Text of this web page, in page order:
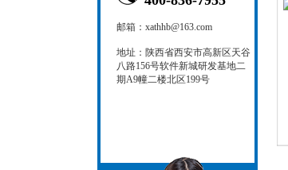
邮箱：xathhb@163.com
地址：陕西省西安市高新区天谷
八路156号软件新城研发基地二
期A9幢二楼北区199号